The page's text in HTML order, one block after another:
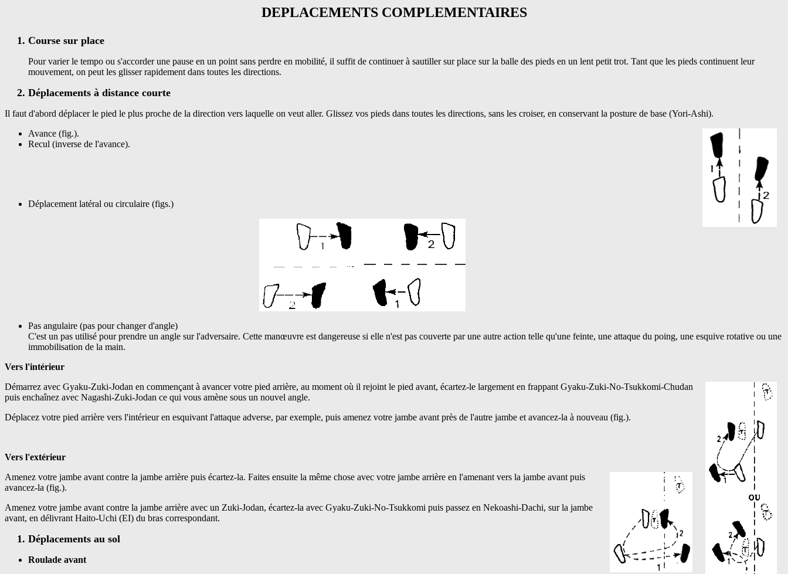
DEPLACEMENTS COMPLEMENTAIRES
Course sur place
Pour varier le tempo ou s'accorder une pause en un point sans perdre en mobilité, il suffit de continuer à sautiller sur place sur la balle des pieds en un lent petit trot. Tant que les pieds continuent leur
mouvement, on peut les glisser rapidement dans toutes les directions.
Déplacements à distance courte
Il faut d'abord déplacer le pied le plus proche de la direction vers laquelle on veut aller. Glissez vos pieds dans toutes les directions, sans les croiser, en conservant la posture de base (Yori-Ashi).
Avance (fig.).
Recul (inverse de l'avance).
Déplacement latéral ou circulaire (figs.)
Pas angulaire (pas pour changer d'angle)
C'est un pas utilisé pour prendre un angle sur l'adversaire. Cette manœuvre est dangereuse si elle n'est pas couverte par une autre action telle qu'une feinte, une attaque du poing, une esquive rotative ou une
immobilisation de la main.
Vers l'intérieur
Démarrez avec Gyaku-Zuki-Jodan en commençant à avancer votre pied arrière, au moment où il rejoint le pied avant, écartez-le largement en frappant Gyaku-Zuki-No-Tsukkomi-Chudan
puis enchaînez avec Nagashi-Zuki-Jodan ce qui vous amène sous un nouvel angle.
Déplacez votre pied arrière vers l'intérieur en esquivant l'attaque adverse, par exemple, puis amenez votre jambe avant près de l'autre jambe et avancez-la à nouveau (fig.).
Vers l'extérieur
Amenez votre jambe avant contre la jambe arrière puis écartez-la. Faites ensuite la même chose avec votre jambe arrière en l'amenant vers la jambe avant puis
avancez-la (fig.).
Amenez votre jambe avant contre la jambe arrière avec un Zuki-Jodan, écartez-la avec Gyaku-Zuki-No-Tsukkomi puis passez en Nekoashi-Dachi, sur la jambe
avant, en délivrant Haito-Uchi (EI) du bras correspondant.
Déplacements au sol
Roulade avant